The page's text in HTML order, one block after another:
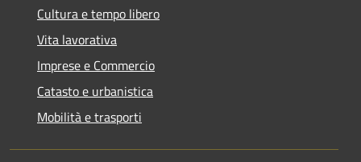
Cultura e tempo libero
Vita lavorativa
Imprese e Commercio
Catasto e urbanistica
Mobilità e trasporti